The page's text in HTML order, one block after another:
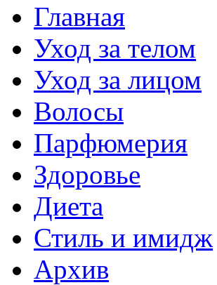
Главная
Уход за телом
Уход за лицом
Волосы
Парфюмерия
Здоровье
Диета
Стиль и имидж
Архив